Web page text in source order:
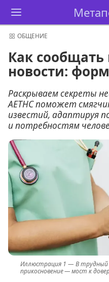
ОБЩЕНИЕ
Как сообщать
новости:
Раскрываем секреты
AETHC поможет
известий, адаптируя
и потребностям
В трудный
прикосновение — мост к